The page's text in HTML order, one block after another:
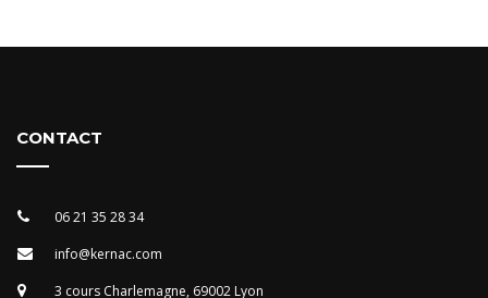
CONTACT
06 21 35 28 34
info@kernac.com
3 cours Charlemagne, 69002 Lyon